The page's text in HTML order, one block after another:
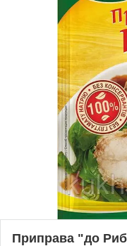
Приправа "до